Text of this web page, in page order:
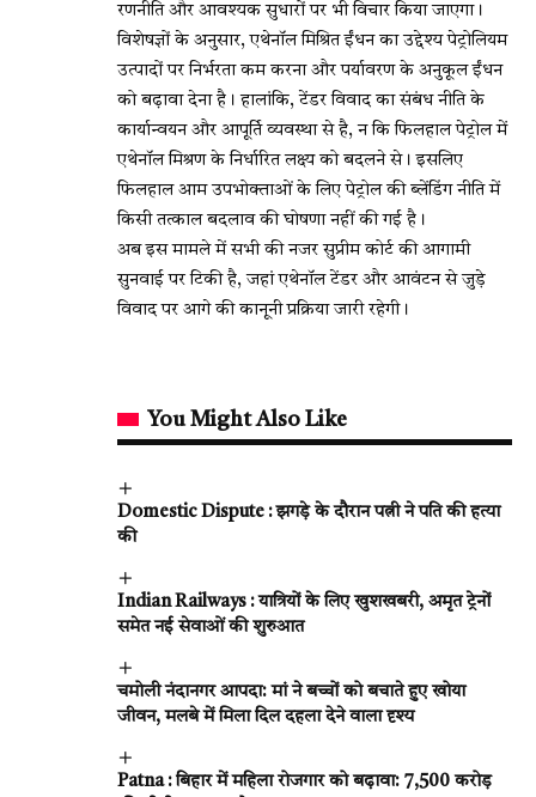
रणनीति और आवश्यक सुधारों पर भी विचार किया जाएगा।
विशेषज्ञों के अनुसार, एथेनॉल मिश्रित ईंधन का उद्देश्य पेट्रोलियम
उत्पादों पर निर्भरता कम करना और पर्यावरण के अनुकूल ईंधन
को बढ़ावा देना है। हालांकि, टेंडर विवाद का संबंध नीति के
कार्यान्वयन और आपूर्ति व्यवस्था से है, न कि फिलहाल पेट्रोल में
एथेनॉल मिश्रण के निर्धारित लक्ष्य को बदलने से। इसलिए
फिलहाल आम उपभोक्ताओं के लिए पेट्रोल की ब्लेंडिंग नीति में
किसी तत्काल बदलाव की घोषणा नहीं की गई है।
अब इस मामले में सभी की नजर सुप्रीम कोर्ट की आगामी
सुनवाई पर टिकी है, जहां एथेनॉल टेंडर और आवंटन से जुड़े
विवाद पर आगे की कानूनी प्रक्रिया जारी रहेगी।
You Might Also Like
Domestic Dispute : झगड़े के दौरान पत्नी ने पति की हत्या
की
Indian Railways : यात्रियों के लिए खुशखबरी, अमृत ट्रेनों
समेत नई सेवाओं की शुरुआत
चमोली नंदानगर आपदा: मां ने बच्चों को बचाते हुए खोया
जीवन, मलबे में मिला दिल दहला देने वाला दृश्य
Patna : बिहार में महिला रोजगार को बढ़ावा: ₹7,500 करोड़